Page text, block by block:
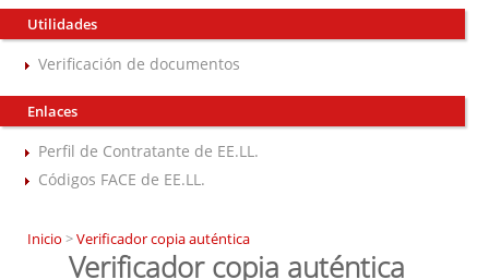
Utilidades
Verificación de documentos
Enlaces
Perfil de Contratante de EE.LL.
Códigos FACE de EE.LL.
Inicio >Verificador copia auténtica
Verificador copia auténtica